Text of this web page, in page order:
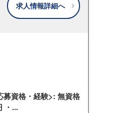
求人情報詳細へ
募資格・経験>: 無資格
・...